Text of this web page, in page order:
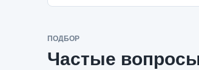
ПОДБОР
Частые